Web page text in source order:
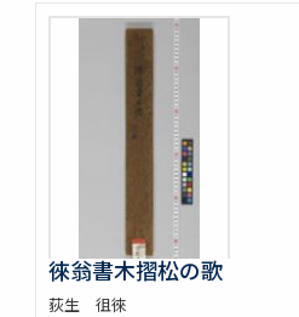
徠翁書木摺松の歌
荻生 徂徠